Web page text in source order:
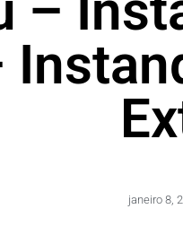
janeiro 8,